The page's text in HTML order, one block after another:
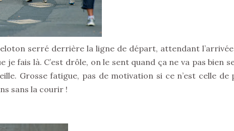
serré derrière la ligne de départ, attendant
fais là. C’est drôle, on le sent quand ça ne va pas bien se
Grosse fatigue, pas de motivation si ce n’est celle
sans la courir !